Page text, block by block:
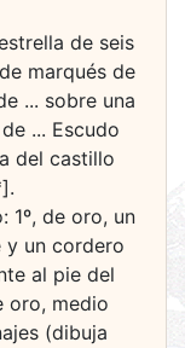
de seis
marqués de
... sobre una
... Escudo
del castillo
1º, de oro, un
y un cordero
al pie del
oro, medio
(dibuja